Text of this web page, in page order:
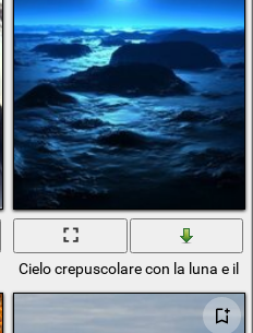
Cielo crepuscolare con la luna e il